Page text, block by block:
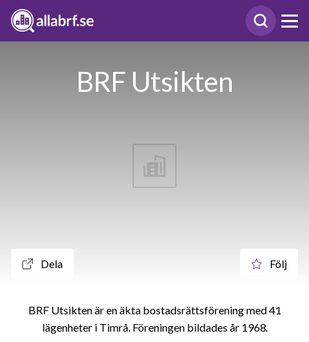
BRF Utsikten
Dela Följ
BRF Utsikten är en äkta bostadsrättsförening med 41
lägenheter i Timrå. Föreningen bildades år 1968